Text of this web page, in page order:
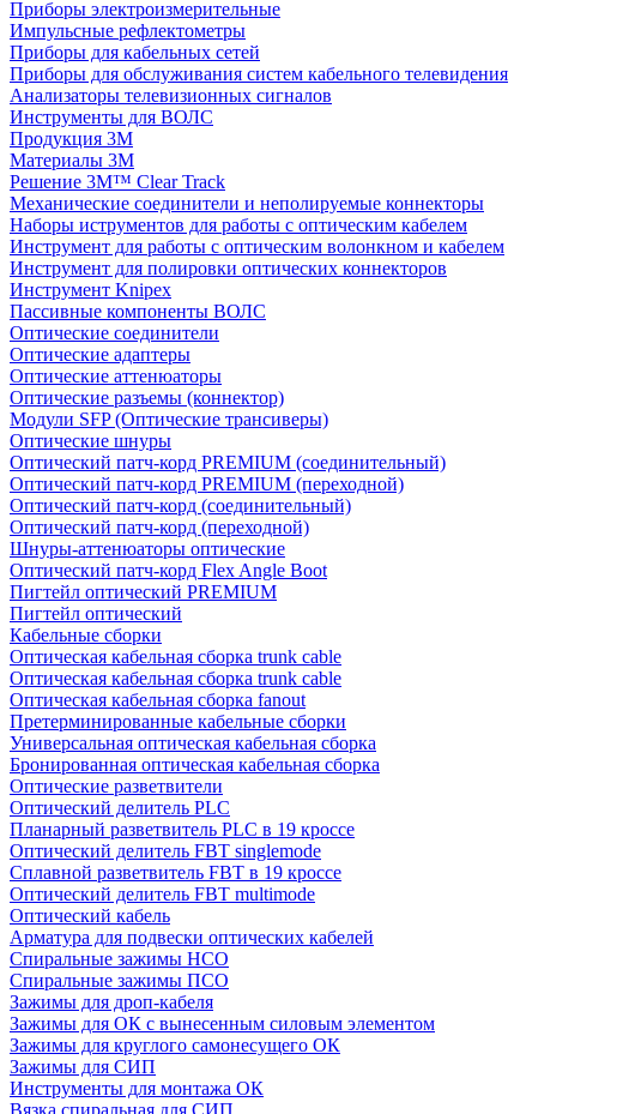
Приборы электроизмерительные
Импульсные рефлектометры
Приборы для кабельных сетей
Приборы для обслуживания систем кабельного телевидения
Анализаторы телевизионных сигналов
Инструменты для ВОЛС
Продукция 3M
Материалы 3М
Решение 3M™ Clear Track
Механические соединители и неполируемые коннекторы
Наборы иструментов для работы с оптическим кабелем
Инструмент для работы с оптическим волонкном и кабелем
Инструмент для полировки оптических коннекторов
Инструмент Knipex
Пассивные компоненты ВОЛС
Оптические соединители
Оптические адаптеры
Оптические аттенюаторы
Оптические разъемы (коннектор)
Модули SFP (Оптические трансиверы)
Оптические шнуры
Оптический патч-корд PREMIUM (соединительный)
Оптический патч-корд PREMIUM (переходной)
Оптический патч-корд (соединительный)
Оптический патч-корд (переходной)
Шнуры-аттенюаторы оптические
Оптический патч-корд Flex Angle Boot
Пигтейл оптический PREMIUM
Пигтейл оптический
Кабельные сборки
Оптическая кабельная сборка trunk cable
Оптическая кабельная сборка trunk cable
Оптическая кабельная сборка fanout
Претерминированные кабельные сборки
Универсальная оптическая кабельная сборка
Бронированная оптическая кабельная сборка
Оптические разветвители
Оптический делитель PLC
Планарный разветвитель PLC в 19 кроссе
Оптический делитель FBT singlemode
Сплавной разветвитель FBT в 19 кроссе
Оптический делитель FBT multimode
Оптический кабель
Арматура для подвески оптических кабелей
Спиральные зажимы НСО
Спиральные зажимы ПСО
Зажимы для дроп-кабеля
Зажимы для ОК с вынесенным силовым элементом
Зажимы для круглого самонесущего ОК
Зажимы для СИП
Инструменты для монтажа ОК
Вязка спиральная для СИП